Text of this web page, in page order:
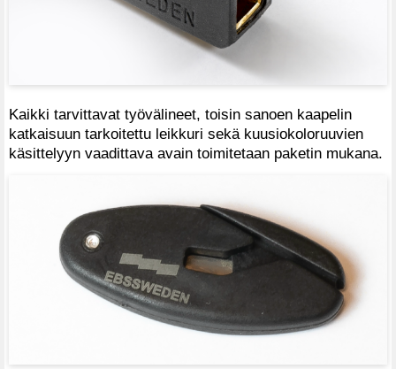
Kaikki tarvittavat työvälineet, toisin sanoen kaapelin
katkaisuun tarkoitettu leikkuri sekä kuusiokoloruuvien
käsittelyyn vaadittava avain toimitetaan paketin mukana.